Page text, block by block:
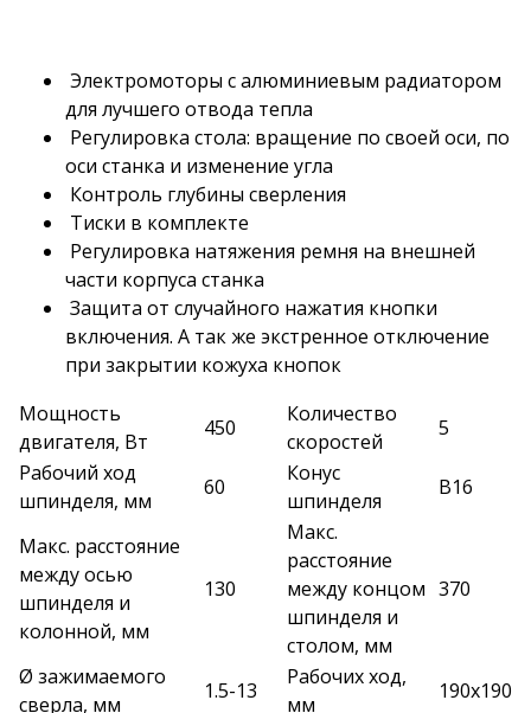
Электромоторы с алюминиевым радиатором
для лучшего отвода тепла
Регулировка стола: вращение по своей оси, по
оси станка и изменение угла
Контроль глубины сверления
Тиски в комплекте
Регулировка натяжения ремня на внешней
части корпуса станка
Защита от случайного нажатия кнопки
включения. А так же экстренное отключение
при закрытии кожуха кнопок
Мощность
двигателя, Вт
450
Количество
скоростей
5
Рабочий ход
шпинделя, мм
60
Конус
шпинделя
B16
Макс. расстояние
между осью
шпинделя и
колонной, мм
130
Макс.
расстояние
между концом
шпинделя и
столом, мм
370
Ø зажимаемого
сверла, мм
1.5-13
Рабочих ход,
мм
190x190